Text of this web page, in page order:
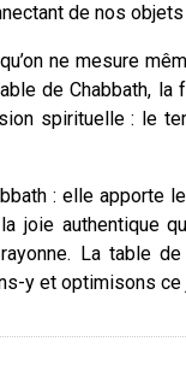
de nos
ne mesure
de Chabbath,
spirituelle : le
: elle apporte
joie authentique
La table
y et optimisons ce